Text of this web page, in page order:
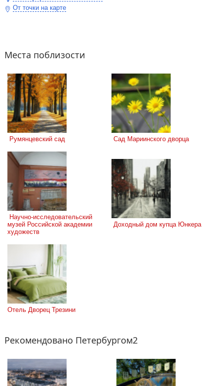
От точки на карте
Места поблизости
Румянцевский сад Сад Мариинского дворца
музей Российской академии
художеств
Доходный дом купца Юнкера
Отель Дворец Трезини
Рекомендовано Петербургом2